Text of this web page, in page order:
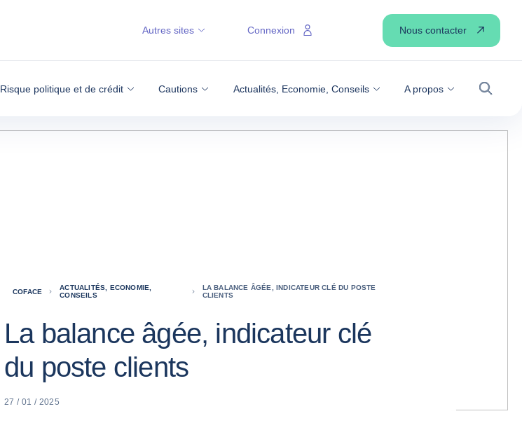
Risque politique et de crédit Cautions Actualités, Economie, Conseils A propos
Autres sites Connexion Nous contacter
COFACE
ACTUALITÉS, ECONOMIE,
CONSEILS
LA BALANCE ÂGÉE, INDICATEUR CLÉ DU POSTE
CLIENTS
La balance âgée, indicateur clé
du poste clients
27 / 01 / 2025